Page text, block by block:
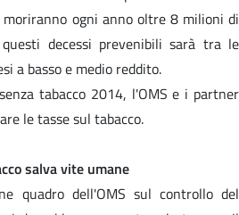
ogni anno oltre 8 milioni di
decessi prevenibili sarà tra le
a basso e medio reddito.
tabacco 2014, l'OMS e i partner
le tasse sul tabacco.
salva vite umane
quadro dell'OMS sul controllo del